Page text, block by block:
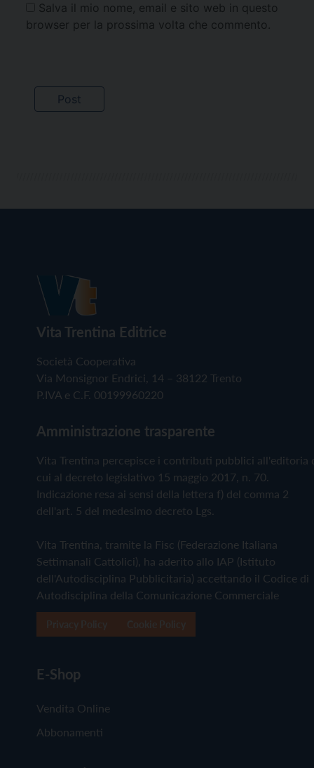
Salva il mio nome, email e sito web in questo
browser per la prossima volta che commento.
Vita Trentina Editrice
Società Cooperativa
Via Monsignor Endrici, 14 – 38122 Trento
P.IVA e C.F. 00199960220
Amministrazione trasparente
Vita Trentina percepisce i contributi pubblici all'editoria
cui al decreto legislativo 15 maggio 2017, n. 70.
Indicazione resa ai sensi della lettera f) del comma 2
dell'art. 5 del medesimo decreto Lgs.
Vita Trentina, tramite la Fisc (Federazione Italiana
Settimanali Cattolici), ha aderito allo IAP (Istituto
dell'Autodisciplina Pubblicitaria) accettando il Codice di
Autodisciplina della Comunicazione Commerciale
E-Shop
Vendita Online
Abbonamenti